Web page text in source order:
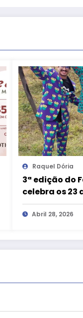
Raquel Dória
3ª edição do
celebra os 23
com
Abril 28, 2026